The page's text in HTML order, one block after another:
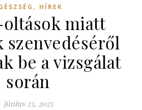
, HÍREK
miatt
szenvedéséről
be a vizsgálat
során
június 23, 2025